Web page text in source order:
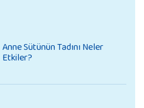
Anne Sütünün Tadını Neler
Etkiler?